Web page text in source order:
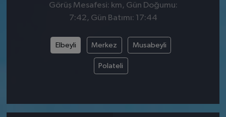
Görüş Mesafesi: km, Gün Doğumu:
7:42, Gün Batımı: 17:44
Elbeyli Merkez Musabeyli
Polateli